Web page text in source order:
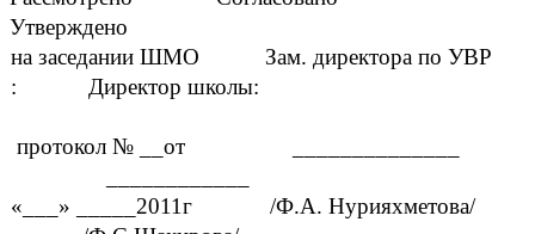
Утверждено
на заседании ШМО
Зам. директора по УВР
:
Директор школы:
протокол № __от ______________
«___» _____2011г /Ф.А. Нурияхметова/